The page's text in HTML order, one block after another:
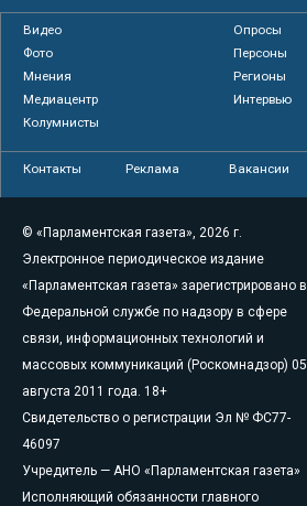
Видео
Опросы
Фото
Персоны
Мнения
Регионы
Медиацентр
Интервью
Колумнисты
Контакты Реклама Вакансии
© «Парламентская газета», 2026 г.
Электронное периодическое издание
«Парламентская газета» зарегистрировано в
Федеральной службе по надзору в сфере
связи, информационных технологий и
массовых коммуникаций (Роскомнадзор) 05
августа 2011 года. 18+
Свидетельство о регистрации Эл № ФС77-
46097
Учредитель — АНО «Парламентская газета»
Исполняющий обязанности главного